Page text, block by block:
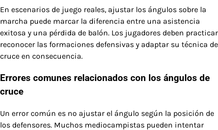
En escenarios de juego reales, ajustar los ángulos sobre la
marcha puede marcar la diferencia entre una asistencia
exitosa y una pérdida de balón. Los jugadores deben practicar
reconocer las formaciones defensivas y adaptar su técnica de
cruce en consecuencia.
Errores comunes relacionados con los ángulos de
cruce
Un error común es no ajustar el ángulo según la posición de
los defensores. Muchos mediocampistas pueden intentar